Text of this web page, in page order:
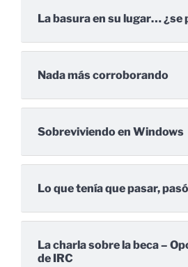
La basura en su lugar… ¿se
Nada más corroborando
Sobreviviendo en Windows
Lo que tenía que pasar, pasó
La charla sobre la beca –
de IRC